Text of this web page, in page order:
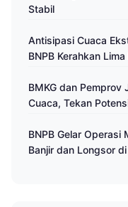
Stabil
Antisipasi Cuaca
BNPB Kerahkan
BMKG dan
Cuaca, Tekan
BNPB Gelar Operasi
Banjir dan Longsor